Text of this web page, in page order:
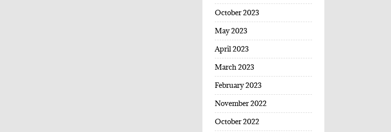
October 2023
May 2023
April 2023
March 2023
February 2023
November 2022
October 2022